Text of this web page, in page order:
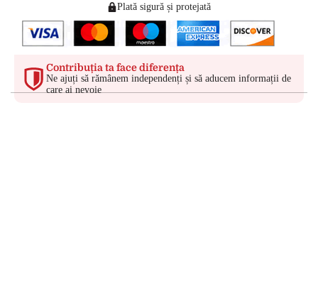
Plată sigură și protejată
Contribuția ta face diferența
Ne ajuți să rămânem independenți și să aducem informații de
care ai nevoie